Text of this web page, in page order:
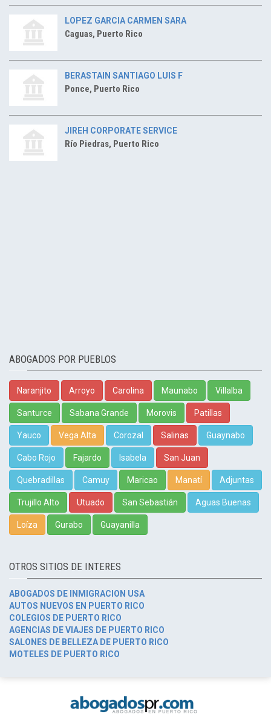
LOPEZ GARCIA CARMEN SARA
Caguas, Puerto Rico
BERASTAIN SANTIAGO LUIS F
Ponce, Puerto Rico
JIREH CORPORATE SERVICE
Río Piedras, Puerto Rico
ABOGADOS POR PUEBLOS
Naranjito Arroyo Carolina Maunabo Villalba
Santurce Sabana Grande Morovis Patillas
Yauco Vega Alta Corozal Salinas Guaynabo
Cabo Rojo Fajardo Isabela San Juan
Quebradillas Camuy Maricao Manatí Adjuntas
Trujillo Alto Utuado San Sebastián Aguas Buenas
Loíza Gurabo Guayanilla
OTROS SITIOS DE INTERES
ABOGADOS DE INMIGRACION USA
AUTOS NUEVOS EN PUERTO RICO
COLEGIOS DE PUERTO RICO
AGENCIAS DE VIAJES DE PUERTO RICO
SALONES DE BELLEZA DE PUERTO RICO
MOTELES DE PUERTO RICO